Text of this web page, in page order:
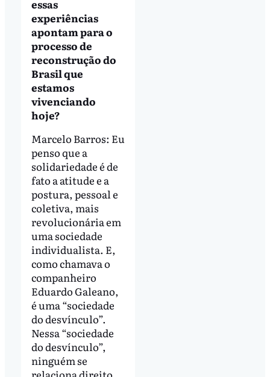
essas
experiências
apontam para o
processo de
reconstrução do
Brasil que
estamos
vivenciando
hoje?
Marcelo Barros: Eu
penso que a
solidariedade é de
fato a atitude e a
postura, pessoal e
coletiva, mais
revolucionária em
uma sociedade
individualista. E,
como chamava o
companheiro
Eduardo Galeano,
é uma “sociedade
do desvínculo”.
Nessa “sociedade
do desvínculo”,
ninguém se